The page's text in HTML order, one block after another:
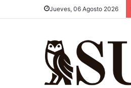
Jueves, 06 Agosto 2026